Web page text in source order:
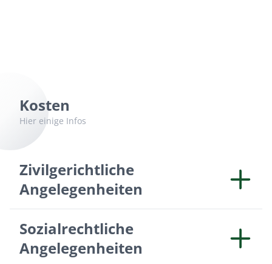
Kosten
Hier einige Infos
Zivilgerichtliche
Angelegenheiten
diese nach dem sogenannten Streitwert
berechnet. Man unterscheidet dabei die
Sozialrechtliche
Angelegenheiten